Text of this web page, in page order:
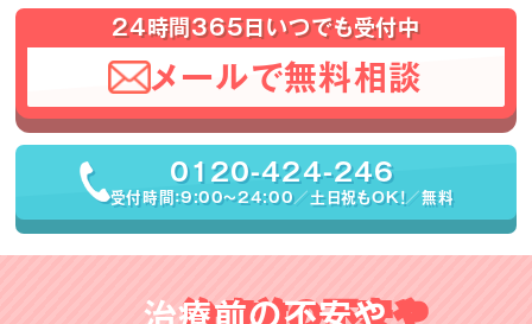
24時間365日いつでも受付中
メールで無料相談
0120-424-246
受付時間：9:00〜24:00／土日祝もOK！／無料
治療前の不安や